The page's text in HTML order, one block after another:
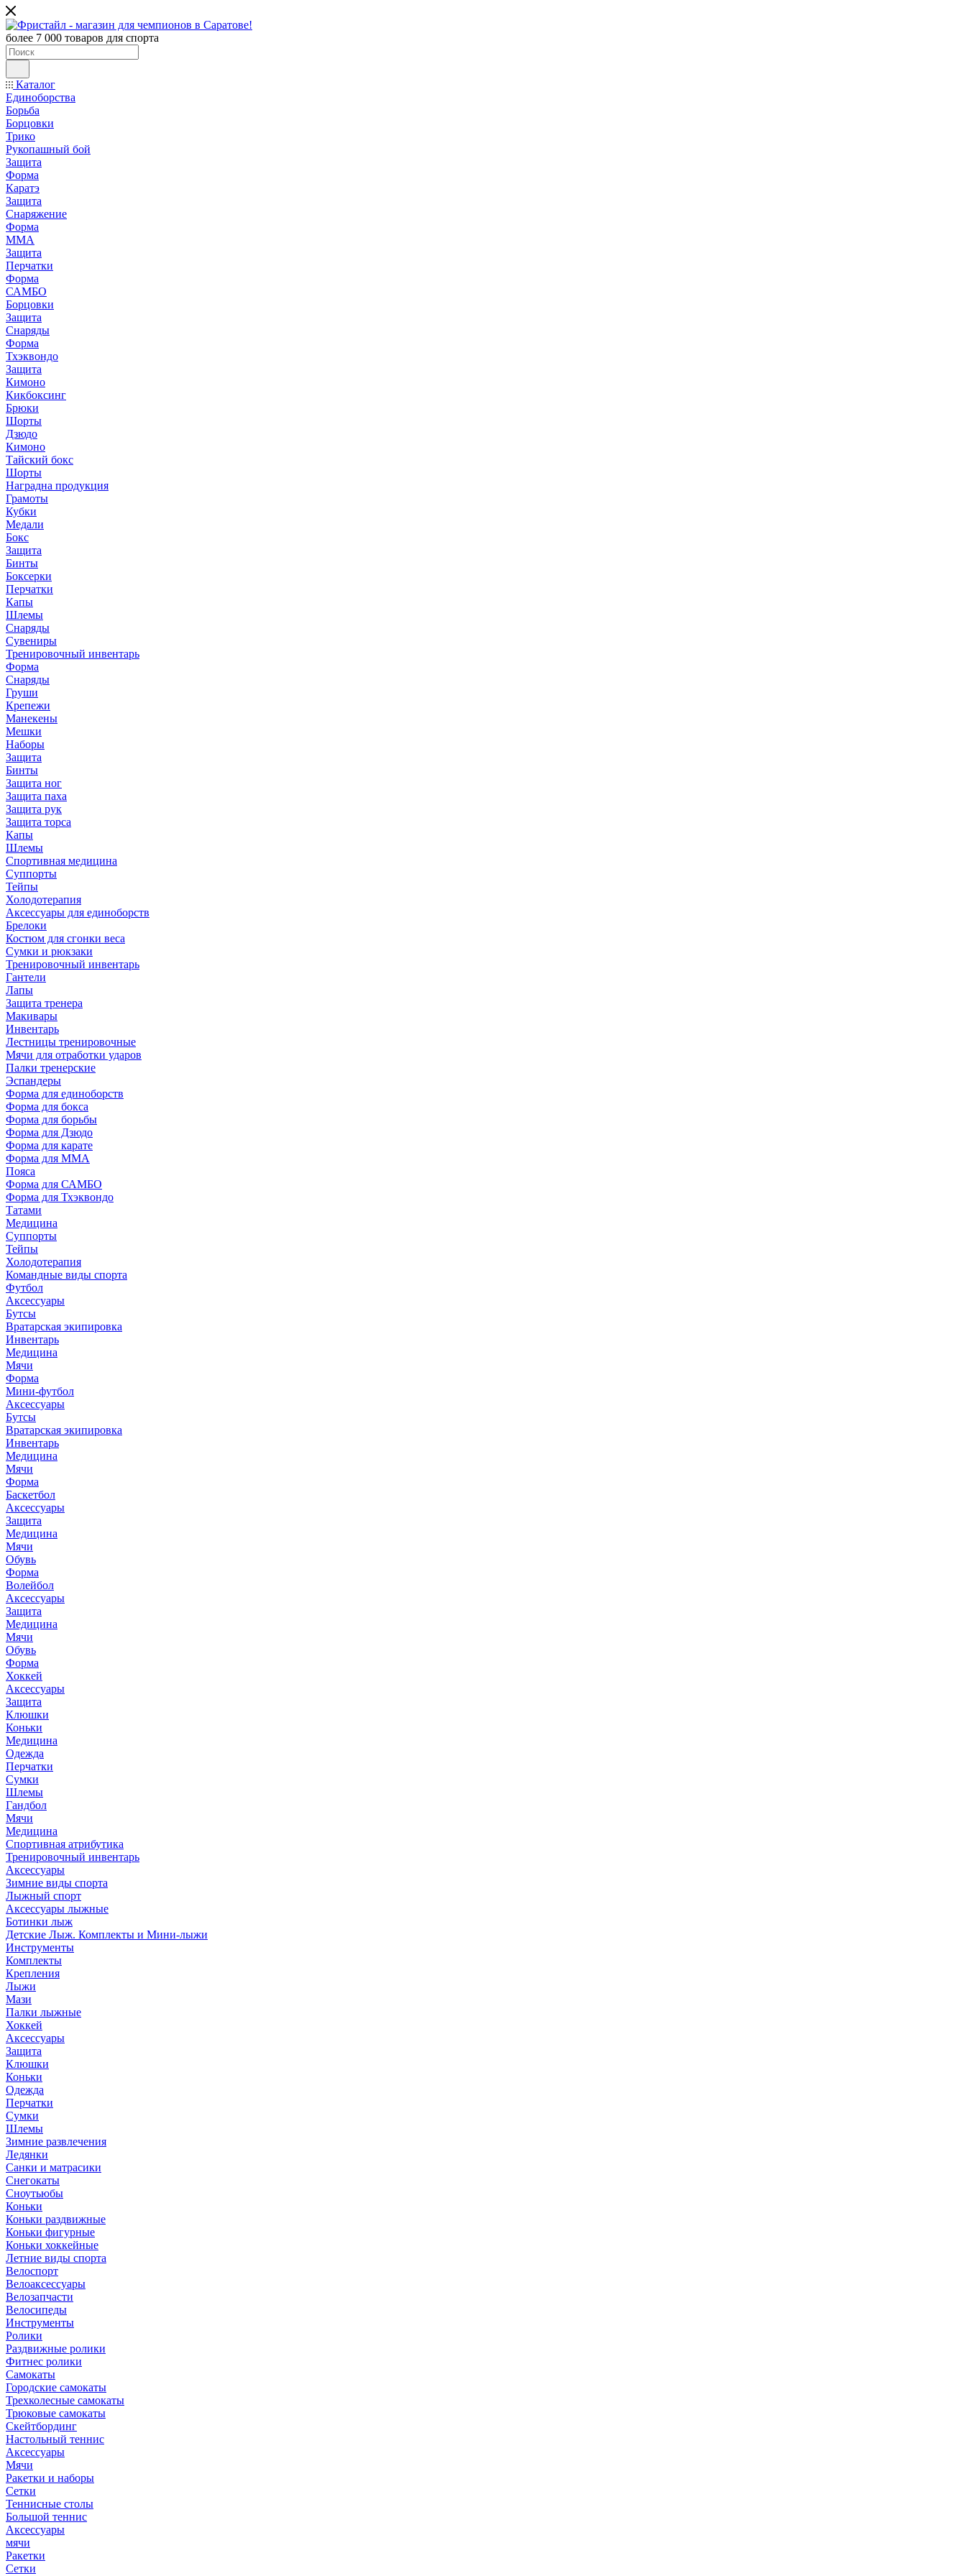
более 7 000 товаров для спорта
Каталог
Единоборства
Борьба
Борцовки
Трико
Рукопашный бой
Защита
Форма
Каратэ
Защита
Снаряжение
Форма
ММА
Защита
Перчатки
Форма
САМБО
Борцовки
Защита
Снаряды
Форма
Тхэквондо
Защита
Кимоно
Кикбоксинг
Брюки
Шорты
Дзюдо
Кимоно
Тайский бокс
Шорты
Наградна продукция
Грамоты
Кубки
Медали
Бокс
Защита
Бинты
Боксерки
Перчатки
Капы
Шлемы
Снаряды
Сувениры
Тренировочный инвентарь
Форма
Снаряды
Груши
Крепежи
Манекены
Мешки
Наборы
Защита
Бинты
Защита ног
Защита паха
Защита рук
Защита торса
Капы
Шлемы
Спортивная медицина
Суппорты
Тейпы
Холодотерапия
Аксессуары для единоборств
Брелоки
Костюм для сгонки веса
Сумки и рюкзаки
Тренировочный инвентарь
Гантели
Лапы
Защита тренера
Макивары
Инвентарь
Лестницы тренировочные
Мячи для отработки ударов
Палки тренерские
Эспандеры
Форма для единоборств
Форма для бокса
Форма для борьбы
Форма для Дзюдо
Форма для карате
Форма для MMA
Пояса
Форма для САМБО
Форма для Тхэквондо
Татами
Медицина
Суппорты
Тейпы
Холодотерапия
Командные виды спорта
Футбол
Аксессуары
Бутсы
Вратарская экипировка
Инвентарь
Медицина
Мячи
Форма
Мини-футбол
Аксессуары
Бутсы
Вратарская экипировка
Инвентарь
Медицина
Мячи
Форма
Баскетбол
Аксессуары
Защита
Медицина
Мячи
Обувь
Форма
Волейбол
Аксессуары
Защита
Медицина
Мячи
Обувь
Форма
Хоккей
Аксессуары
Защита
Клюшки
Коньки
Медицина
Одежда
Перчатки
Сумки
Шлемы
Гандбол
Мячи
Медицина
Спортивная атрибутика
Тренировочный инвентарь
Аксессуары
Зимние виды спорта
Лыжный спорт
Аксессуары лыжные
Ботинки лыж
Детские Лыж. Комплекты и Мини-лыжи
Инструменты
Комплекты
Крепления
Лыжи
Мази
Палки лыжные
Хоккей
Аксессуары
Защита
Клюшки
Коньки
Одежда
Перчатки
Сумки
Шлемы
Зимние развлечения
Ледянки
Санки и матрасики
Снегокаты
Сноутьюбы
Коньки
Коньки раздвижные
Коньки фигурные
Коньки хоккейные
Летние виды спорта
Велоспорт
Велоаксессуары
Велозапчасти
Велосипеды
Инструменты
Ролики
Раздвижные ролики
Фитнес ролики
Самокаты
Городские самокаты
Трехколесные самокаты
Трюковые самокаты
Скейтбординг
Настольный теннис
Аксессуары
Мячи
Ракетки и наборы
Сетки
Теннисные столы
Большой теннис
Аксессуары
мячи
Ракетки
Сетки